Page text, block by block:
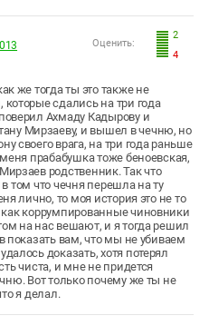
2
4
Оценить:
же тогда ты это также не
сдались на три года
Ахмаду Кадырову и
Мирзаеву, и вышел в чечню, но
своего врага, на три года раньше
прабабушка тоже беноевская,
родственник. Так что
том что чечня перешла на ту
лично, то моя история это не то
коррумпированные чиновники
на нас вешают, и я тогда решил
показать вам, что мы не убиваем
доказать, хотя потерял
чиста, и мне не придется
Вот только почему же ты не
я делал.